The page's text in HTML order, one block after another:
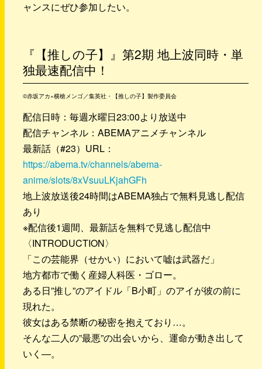
ャンスにぜひ参加したい。
『【推しの子】』第2期 地上波同時・単
独最速配信中！
©赤坂アカ×横槍メンゴ／集英社・【推しの子】製作委員会
配信日時：毎週水曜日23:00より放送中
配信チャンネル：ABEMAアニメチャンネル
最新話（#23）URL：
https://abema.tv/channels/abema-
anime/slots/8xVsuuLKjahGFh
地上波放送後24時間はABEMA独占で無料見逃し配信
あり
※配信後1週間、最新話を無料で見逃し配信中
〈INTRODUCTION〉
「この芸能界（せかい）において嘘は武器だ」
地方都市で働く産婦人科医・ゴロー。
ある日”推し”のアイドル「B小町」のアイが彼の前に
現れた。
彼女はある禁断の秘密を抱えており…。
そんな二人の”最悪”の出会いから、運命が動き出して
いく―。